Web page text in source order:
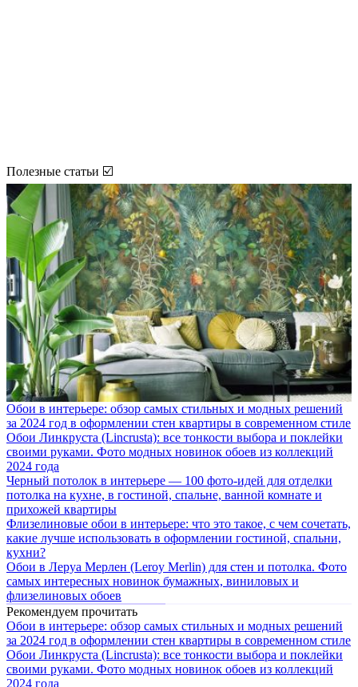
Полезные статьи ☑️
Обои в интерьере: обзор самых стильных и модных решений
за 2024 год в оформлении стен квартиры в современном стиле
Обои Линкруста (Lincrusta): все тонкости выбора и поклейки
своими руками. Фото модных новинок обоев из коллекций
2024 года
Черный потолок в интерьере — 100 фото-идей для отделки
потолка на кухне, в гостиной, спальне, ванной комнате и
прихожей квартиры
Флизелиновые обои в интерьере: что это такое, с чем сочетать,
какие лучше использовать в оформлении гостиной, спальни,
кухни?
Обои в Леруа Мерлен (Leroy Merlin) для стен и потолка. Фото
самых интересных новинок бумажных, виниловых и
флизелиновых обоев
Рекомендуем прочитать
Обои в интерьере: обзор самых стильных и модных решений
за 2024 год в оформлении стен квартиры в современном стиле
Обои Линкруста (Lincrusta): все тонкости выбора и поклейки
своими руками. Фото модных новинок обоев из коллекций
2024 года